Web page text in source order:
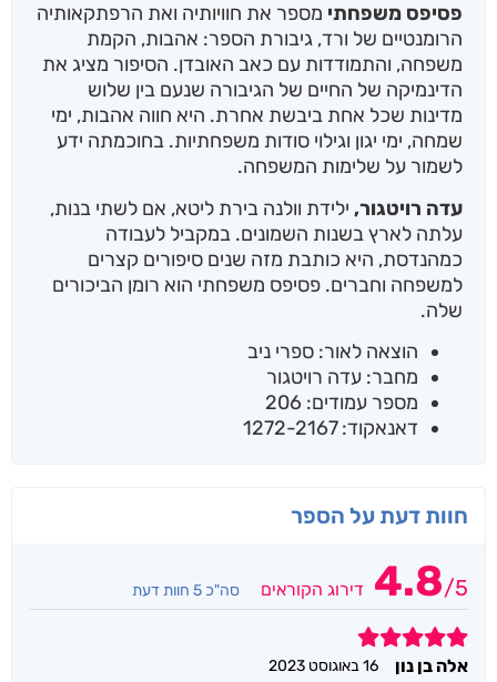
פסיפס משפחתי מספר את חוויותיה ואת הרפתקאותיה
הרומנטיים של ורד, גיבורת הספר: אהבות, הקמת
משפחה, והתמודדות עם כאב האובדן. הסיפור מציג את
הדינמיקה של החיים של הגיבורה שנעם בין שלוש
מדינות שכל אחת ביבשת אחרת. היא חווה אהבות, ימי
שמחה, ימי יגון וגילוי סודות משפחתיות. בחוכמתה ידע
לשמור על שלימות המשפחה.
עדה רויטגור, ילידת וולנה בירת ליטא, אם לשתי בנות,
עלתה לארץ בשנות השמונים. במקביל לעבודה
כמהנדסת, היא כותבת מזה שנים סיפורים קצרים
למשפחה וחברים. פסיפס משפחתי הוא רומן הביכורים
שלה.
הוצאה לאור: ספרי ניב
מחבר: עדה רויטגור
מספר עמודים: 206
דאנאקוד: 1272-2167
חוות דעת על הספר
4.8/5 דירוג הקוראים סה"כ 5 חוות דעת
5
אלה בן נון
16 באוגוסט 2023